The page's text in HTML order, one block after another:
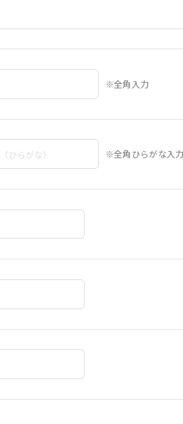
※全角入力
※全角ひらがな入力